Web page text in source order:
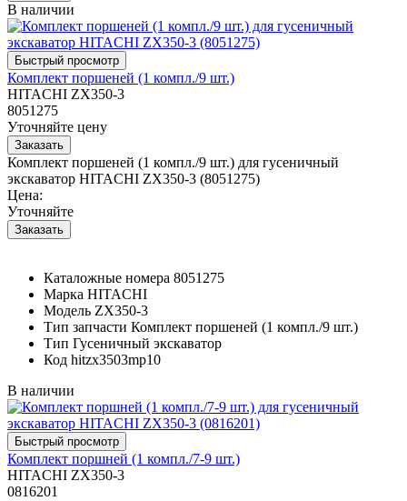
В наличии
Комплект поршеней (1 компл./9 шт.)
HITACHI ZX350-3
8051275
Уточняйте цену
Комплект поршеней (1 компл./9 шт.) для гусеничный
экскаватор HITACHI ZX350-3 (8051275)
Цена:
Уточняйте
Каталожные номера 8051275
Марка HITACHI
Модель ZX350-3
Тип запчасти Комплект поршеней (1 компл./9 шт.)
Тип Гусеничный экскаватор
Код hitzx3503mp10
В наличии
Комплект поршней (1 компл./7-9 шт.)
HITACHI ZX350-3
0816201